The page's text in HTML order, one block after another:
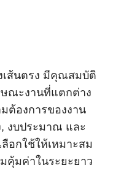
ส้นตรง มีคุณสมบัติ
ณะงานที่แตกต่าง
ต้องการของงาน
งบประมาณ และ
อกใช้ให้เหมาะสม
คุ้มค่าในระยะยาว